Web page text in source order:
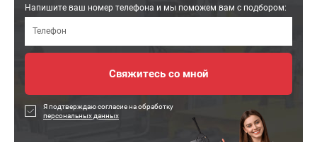
Напишите ваш номер телефона и мы поможем вам с подбором:
Я подтверждаю согласие на обработку
персональных данных